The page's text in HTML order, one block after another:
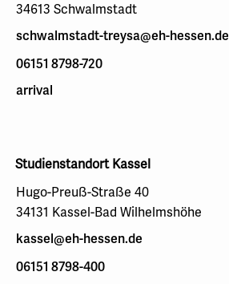
34613 Schwalmstadt
schwalmstadt-treysa@eh-hessen.de
06151 8798-720
arrival
Studienstandort Kassel
Hugo-Preuß-Straße 40
34131 Kassel-Bad Wilhelmshöhe
kassel@eh-hessen.de
06151 8798-400